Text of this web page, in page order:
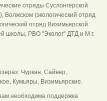
отряды Суслонгерской
(экологический отряд
отряд Визимьярской
школы, РВО "Эколог" ДТД и М г.
Чуркан, Сайвер,
Кумьяры, Визимьярские.
необходима поддержка